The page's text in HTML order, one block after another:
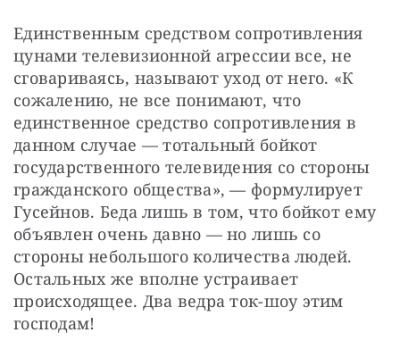
Единственным средством сопротивления
цунами телевизионной агрессии все, не
сговариваясь, называют уход от него. «К
сожалению, не все понимают, что
единственное средство сопротивления в
данном случае — тотальный бойкот
государственного телевидения со стороны
гражданского общества», — формулирует
Гусейнов. Беда лишь в том, что бойкот ему
объявлен очень давно — но лишь со
стороны небольшого количества людей.
Остальных же вполне устраивает
происходящее. Два ведра ток-шоу этим
господам!